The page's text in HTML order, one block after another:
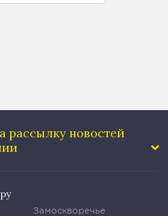
рассылку новостей
Замоскворечье